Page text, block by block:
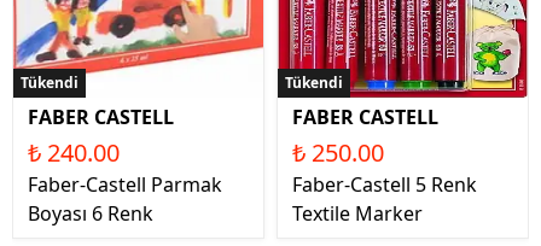
Tükendi
FABER CASTELL
₺ 240.00
Faber-Castell Parmak
Boyası 6 Renk
Tükendi
FABER CASTELL
₺ 250.00
Faber-Castell 5 Renk
Textile Marker